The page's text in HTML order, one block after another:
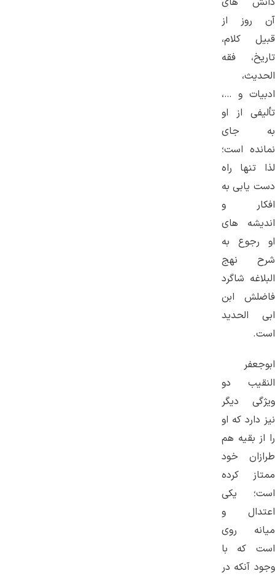
آن روز از
قبیل کلام،
تاریخ، فقه
الحدیث،
ادبیات و …،
تألیفی از او
به جای
نمانده است؛
لذا تنها راه
دست یابی به
افکار و
اندیشه های
او رجوع به
شرح نهج
البلاغه شاگرد
فاضلش ابن
ابی الحدید
است.
ابوجعفر
النقیب دو
ویژگی دیگر
نیز دارد که او
را از بقیه هم
طرازان خود
ممتاز کرده
است؛ یکی
اعتدال و
میانه روی
است که با
وجود آنکه در